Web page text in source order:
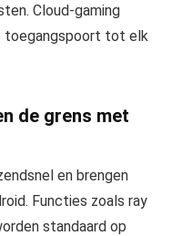
Cloud-gaming
toegangspoort tot elk
de grens met
en brengen
Functies zoals ray
standaard op